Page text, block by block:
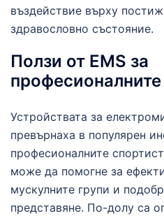
въздействие върху
здравословно състояние.
Ползи от EMS за
Устройствата за
превърнаха в популярен
професионалните
може да помогне за
мускулните групи и
представяне. По-долу са